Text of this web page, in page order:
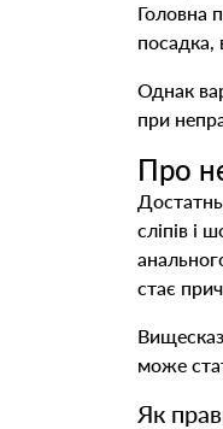
Головна
посадка,
Однак
при
Про
сліпів і
стає
може
Як